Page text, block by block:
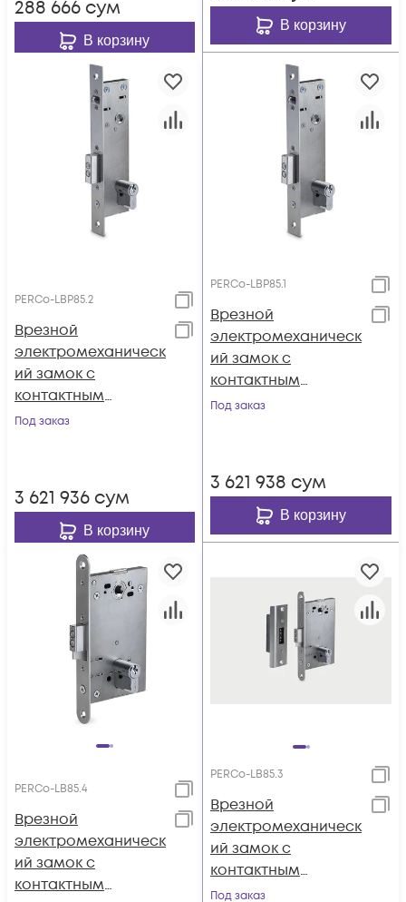
или аналогичны
288 666 сум
В корзину
В корзину
PERCo-LBP85.2
Врезной
электромеханическ
ий замок с
контактным
устройством для
нормально
открытый,
межцентровое
расстояние 85 мм
Под заказ
3 621 936 сум
В корзину
PERCo-LBP85.1
Врезной
электромеханическ
ий замок с
контактным
устройством для
нормально
закрытый,
межцентровое
Под заказ
3 621 938 сум
В корзину
PERCo-LB85.4
Врезной
электромеханическ
ий замок с
контактным
PERCo-LB85.3
Врезной
электромеханическ
ий замок с
контактным
устройством,
Под заказ